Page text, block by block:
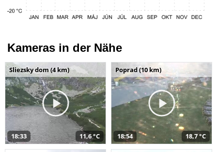
Kameras in der Nähe
Sliezsky dom (4 km)
18:33 11,6 °C
Poprad (10 km)
18:54 18,7 °C